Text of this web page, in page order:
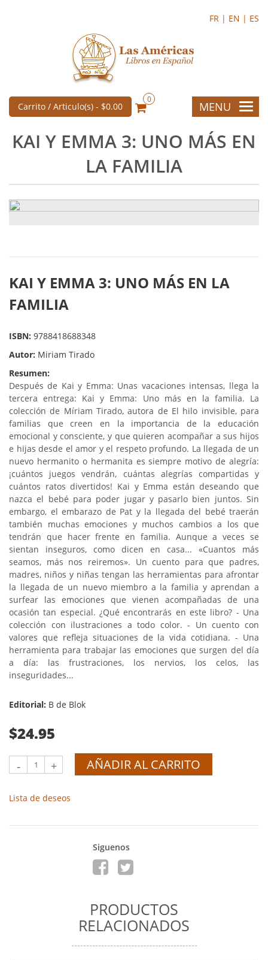
FR | EN | ES
Carrito / Articulo(s) - $0.00
0
MENU
KAI Y EMMA 3: UNO MÁS EN
LA FAMILIA
KAI Y EMMA 3: UNO MÁS EN LA
FAMILIA
ISBN: 9788418688348
Autor: Miriam Tirado
Resumen:
Después de Kai y Emma: Unas vacaciones intensas, llega la
tercera entrega: Kai y Emma: Uno más en la familia. La
colección de Míriam Tirado, autora de El hilo invisible, para
familias que creen en la importancia de la educación
emocional y consciente, y que quieren acompañar a sus hijos
e hijas desde el amor y el respeto profundo. La llegada de un
nuevo hermanito o hermanita es siempre motivo de alegría:
¡cuántos juegos vendrán, cuántas alegrías compartidas y
cuántos ratos divertidos! Kai y Emma están deseando que
nazca el bebé para poder jugar y pasarlo bien juntos. Sin
embargo, el embarazo de Pat y la llegada del bebé traerán
también muchas emociones y muchos cambios a los que
tendrán que hacer frente en familia. Aunque a veces se
sientan inseguros, como dicen en casa... «Cuantos más
seamos, más nos reiremos». Un cuento para que padres,
madres, niños y niñas tengan las herramientas para afrontar
la llegada de un nuevo miembro a la familia y aprendan a
surfear las emociones que vienen acompañadas de una
ocasión tan especial. ¿Qué encontrarás en este libro? - Una
colección con ilustraciones a todo color. - Un cuento con
valores que refleja situaciones de la vida cotidiana. - Una
herramienta para trabajar las emociones que surgen del día
a día: las frustraciones, los nervios, los celos, las
inseguridades...
Editorial: B de Blok
$24.95
- + AÑADIR AL CARRITO
Lista de deseos
Siguenos
PRODUCTOS
RELACIONADOS